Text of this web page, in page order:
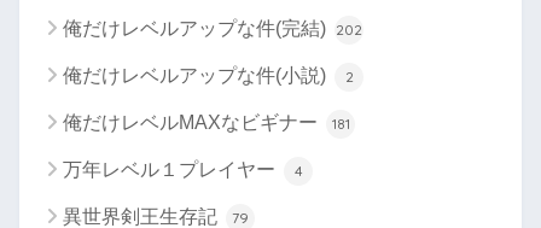
俺だけレベルアップな件(完結) 202
俺だけレベルアップな件(小説) 2
俺だけレベルMAXなビギナー 181
万年レベル１プレイヤー 4
異世界剣王生存記 79